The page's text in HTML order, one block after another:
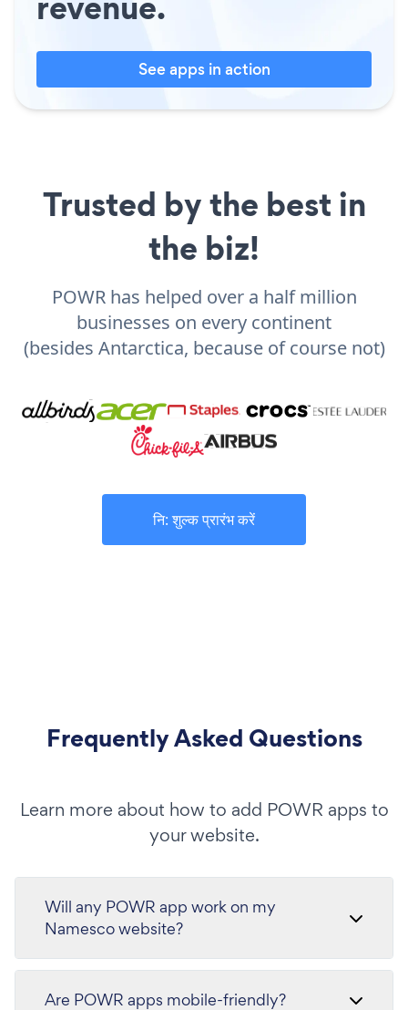
See apps in action
Trusted by the best in
the biz!
POWR has helped over a half million
businesses on every continent
(besides Antarctica, because of course not)
नि: शुल्क प्रारंभ करें
Frequently Asked Questions
Learn more about how to add POWR apps to
your website.
Will any POWR app work on my
Namesco website?
Are POWR apps mobile-friendly?